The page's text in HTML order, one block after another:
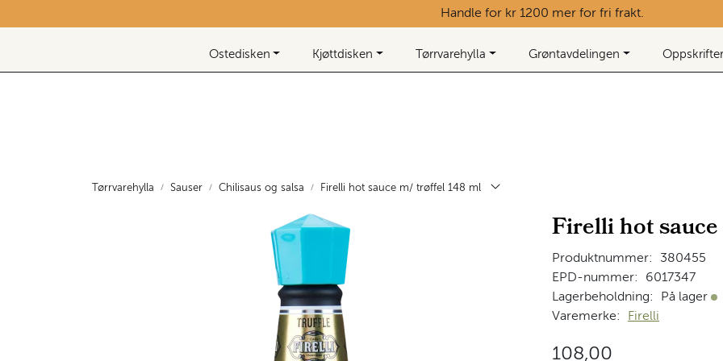
Handle for kr 1200 mer for fri frakt.
Ostedisken Kjøttdisken Tørrvarehylla Grøntavdelingen Oppskrifter
Tørrvarehylla Sauser Chilisaus og salsa Firelli hot sauce m/ trøffel 148 ml
Firelli hot
Produktnummer:
380455
EPD-nummer:
6017347
Lagerbeholdning:
På lager
Varemerke: Firelli
108,00